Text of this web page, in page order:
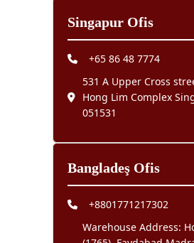
Singapur Ofis
+65 86 48 7774
531 A Upper Cross
Hong Lim Complex
051531
Bangladeş Ofis
+8801771217302
Warehouse Address: